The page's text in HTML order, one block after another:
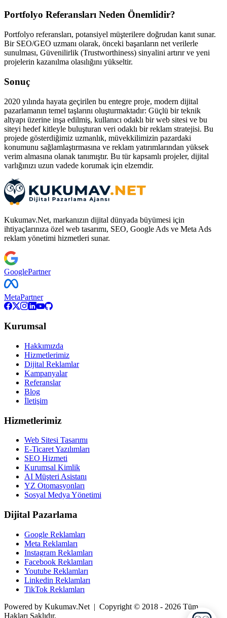
Portfolyo Referansları Neden Önemlidir?
Portfolyo referansları, potansiyel müşterilere doğrudan kanıt sunar.
Bir SEO/GEO uzmanı olarak, önceki başarıların net verilerle
sunulması, Güvenilirlik (Trustworthiness) sinyalini artırır ve yeni
projelerin kazanılma olasılığını yükseltir.
Sonuç
2020 yılında hayata geçirilen bu entegre proje, modern dijital
pazarlamanın temel taşlarını oluşturmaktadır: Güçlü bir teknik
altyapı üzerine inşa edilmiş, kullanıcı odaklı bir web sitesi ve bu
siteyi hedef kitleyle buluşturan veri odaklı bir reklam stratejisi. Bu
projede gösterdiğimiz uzmanlık, müvekkilimizin pazardaki
konumunu sağlamlaştırmasına ve reklam yatırımlarından yüksek
verim almasına olanak tanımıştır. Bu tür kapsamlı projeler, dijital
varlığınızı uzun vadede korumak için elzemdir.
Kukumav.Net, markanızın dijital dünyada büyümesi için
ihtiyaçlarınıza özel web tasarımı, SEO, Google Ads ve Meta Ads
reklam yönetimi hizmetleri sunar.
GooglePartner
MetaPartner
Kurumsal
Hakkımızda
Hizmetlerimiz
Dijital Reklamlar
Kampanyalar
Referanslar
Blog
İletişim
Hizmetlerimiz
Web Sitesi Tasarımı
E-Ticaret Yazılımları
SEO Hizmeti
Kurumsal Kimlik
AI Müşteri Asistanı
YZ Otomasyonları
Sosyal Medya Yönetimi
Dijital Pazarlama
Google Reklamları
Meta Reklamları
Instagram Reklamları
Facebook Reklamları
Youtube Reklamları
Linkedin Reklamları
TikTok Reklamları
Powered by Kukumav.Net | Copyright © 2018 - 2026 Tüm
Hakları Saklıdır.